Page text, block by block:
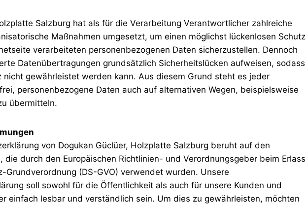
Salzburg hat als für die Verarbeitung Verantwortlicher zahlreiche
Maßnahmen umgesetzt, um einen möglichst lückenlosen Schutz
verarbeiteten personenbezogenen Daten sicherzustellen. Dennoch
Datenübertragungen grundsätzlich Sicherheitslücken aufweisen, sodass
nicht gewährleistet werden kann. Aus diesem Grund steht es jeder
personenbezogene Daten auch auf alternativen Wegen, beispielsweise
übermitteln.
von Dogukan Güclüer, Holzplatte Salzburg beruht auf den
die durch den Europäischen Richtlinien- und Verordnungsgeber beim Erlass
Grundverordnung (DS-GVO) verwendet wurden. Unsere
soll sowohl für die Öffentlichkeit als auch für unsere Kunden und
einfach lesbar und verständlich sein. Um dies zu gewährleisten, möchten